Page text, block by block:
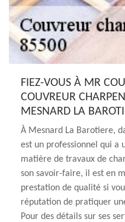
FIEZ-VOUS À MR
COUVREUR
MESNARD LA
À Mesnard La Barotiere,
est un professionnel qui a
matière de travaux de
son savoir-faire, il est en
prestation de qualité si
réputation de pratiquer
Pour des détails sur ses